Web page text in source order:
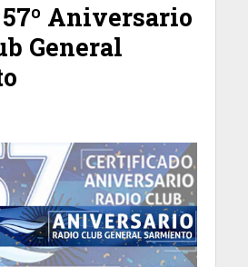
57º Aniversario
General